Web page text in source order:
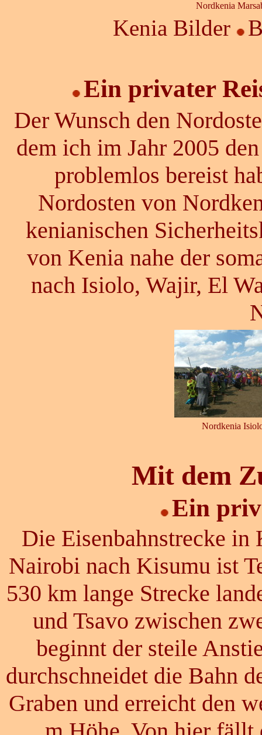
Nordkenia
Kenia Bilder
Ein privater
Der Wunsch den
dem ich im Jahr 2005
problemlos bereist
Nordosten von
kenianischen
von Kenia nahe der
nach Isiolo, Wajir, El
Nordkenia
Mit dem
Ein
Die Eisenbahnstrecke in
Nairobi nach Kisumu ist
530 km lange Strecke
und Tsavo zwischen
beginnt der steile
durchschneidet die Bahn
Graben und erreicht den